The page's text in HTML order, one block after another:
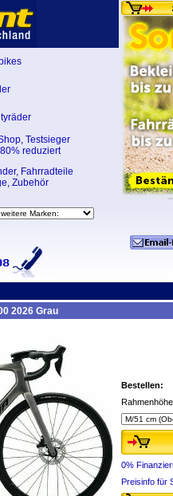
, Testsieger
reduziert
, Fahrradteile
, Zubehör
2026 Grau
Bestellen:
0%
Preisinfo für